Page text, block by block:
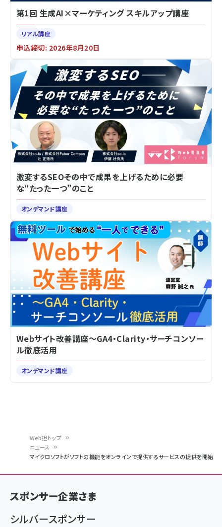
ン
く
ず
Web担トップ
ニュース
マイクロソフトがソフトの機能をオンラインで提供するサービスの提供を開始
第1回 生成AI×マーケティング スキルアップ講座
リアル講座
申込締切: 2026年8月20日
激変するSEO――その中で成果を上げるために必要
な“たった一つ”のこと
オンデマンド講座
Webサイト改善講座～GA4・Clarity・サーチコンソー
ル徹底活用
オンデマンド講座
スポンサー企業さま
シルバースポンサー